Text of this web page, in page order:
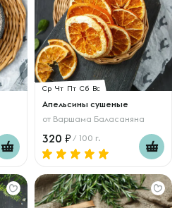
Ср Чт Пт Сб Вс
Апельсины сушеные
от Варшама Баласаняна
320 / 100 г.